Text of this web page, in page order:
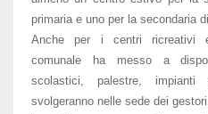
primaria e uno per la secondaria
Anche per i centri ricreativi
comunale ha messo a
scolastici, palestre,
svolgeranno nelle sede dei